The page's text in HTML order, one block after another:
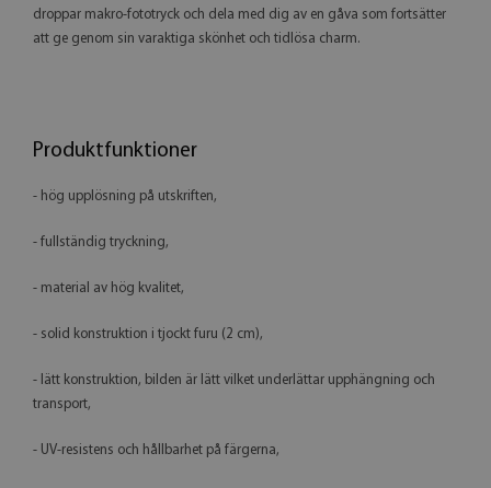
droppar makro-fototryck och dela med dig av en gåva som fortsätter
att ge genom sin varaktiga skönhet och tidlösa charm.
Produktfunktioner
- hög upplösning på utskriften,
- fullständig tryckning,
- material av hög kvalitet,
- solid konstruktion i tjockt furu (2 cm),
- lätt konstruktion, bilden är lätt vilket underlättar upphängning och
transport,
- UV-resistens och hållbarhet på färgerna,